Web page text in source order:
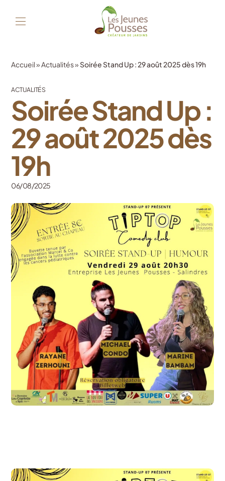
Accueil»Actualités»Soirée Stand Up : 29 août 2025 dès 19h
ACTUALITÉS
Soirée Stand Up :
29 août 2025 dès
19h
06/08/2025